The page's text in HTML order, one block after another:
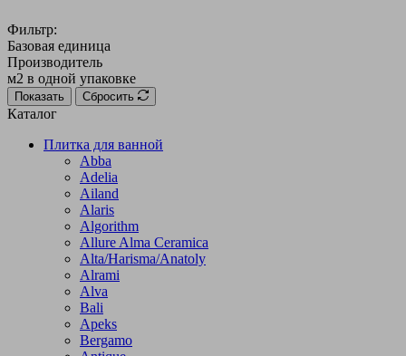
Фильтр:
Базовая единица
Производитель
м2 в одной упаковке
Показать Сбросить
Каталог
Плитка для ванной
Abba
Adelia
Ailand
Alaris
Algorithm
Allure Alma Ceramica
Alta/Harisma/Anatoly
Alrami
Alva
Bali
Apeks
Bergamo